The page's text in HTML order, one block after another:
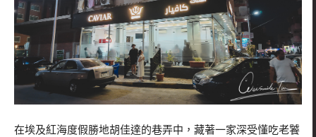
在埃及紅海度假勝地胡佳達的巷弄中，藏著一家深受懂吃老饕